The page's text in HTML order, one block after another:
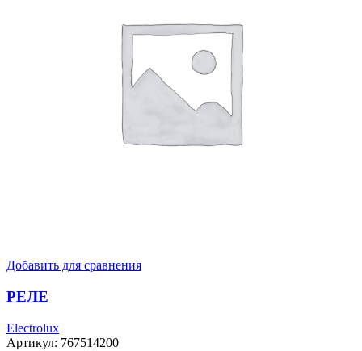
Добавить для сравнения
РЕЛЕ
Electrolux
Артикул: 767514200